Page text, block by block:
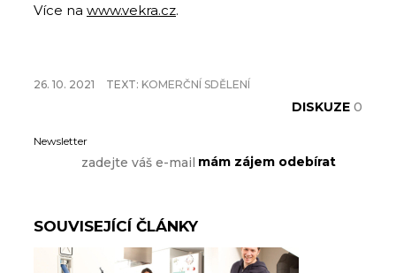
Více na www.vekra.cz.
26. 10. 2021 TEXT: KOMERČNÍ SDĚLENÍ
DISKUZE 0
Newsletter
SOUVISEJÍCÍ ČLÁNKY